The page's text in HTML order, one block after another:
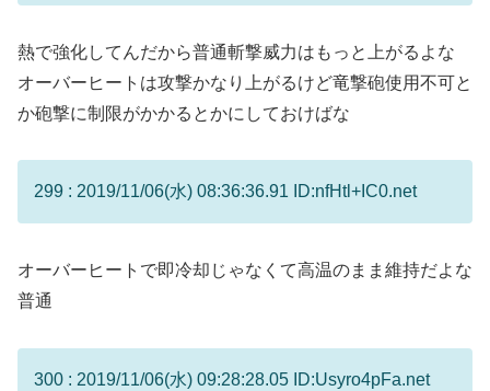
熱で強化してんだから普通斬撃威力はもっと上がるよな
オーバーヒートは攻撃かなり上がるけど竜撃砲使用不可と
か砲撃に制限がかかるとかにしておけばな
299 : 2019/11/06(水) 08:36:36.91 ID:nfHtl+IC0.net
オーバーヒートで即冷却じゃなくて高温のまま維持だよな
普通
300 : 2019/11/06(水) 09:28:28.05 ID:Usyro4pFa.net